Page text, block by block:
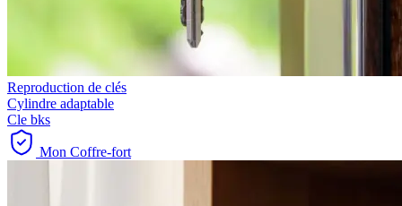
Reproduction de clés
Cylindre adaptable
Cle bks
Mon Coffre-fort